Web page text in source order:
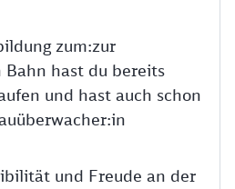
zum:zur
Bahn hast du bereits
und hast auch schon
und Freude an der